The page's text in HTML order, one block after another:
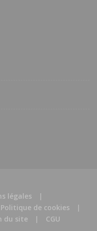
légales
|
Politique de cookies
|
du site | CGU